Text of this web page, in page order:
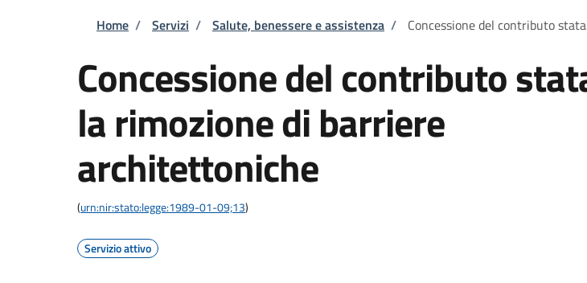
Briciole di pane
Home / Servizi / Salute, benessere e assistenza / Concessione del contributo
Concessione del contributo
la rimozione di barriere
architettoniche
(urn:nir:stato:legge:1989-01-09;13)
Servizio attivo